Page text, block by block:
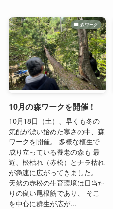
森ワーク
10月の森ワークを開催！
10月18日（土）、早くも冬の
気配が漂い始めた寒さの中、森
ワークを開催。 多様な植生で
成り立っている養老の森も 最
近、松枯れ（赤松）とナラ枯れ
が急速に広がってきました。
天然の赤松の生育環境は日当た
りの良い尾根筋であり、 そこ
を中心に群生が広が...